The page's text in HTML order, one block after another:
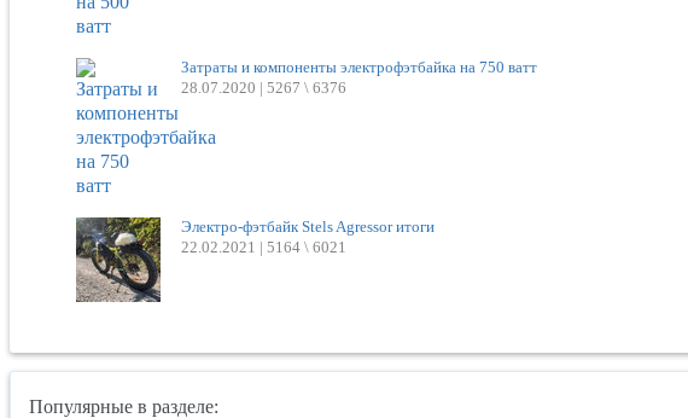
Затраты и компоненты электрофэтбайка на 750 ватт
28.07.2020 | 5267 \ 6376
Электро-фэтбайк Stels Agressor итоги
22.02.2021 | 5164 \ 6021
Популярные в разделе: